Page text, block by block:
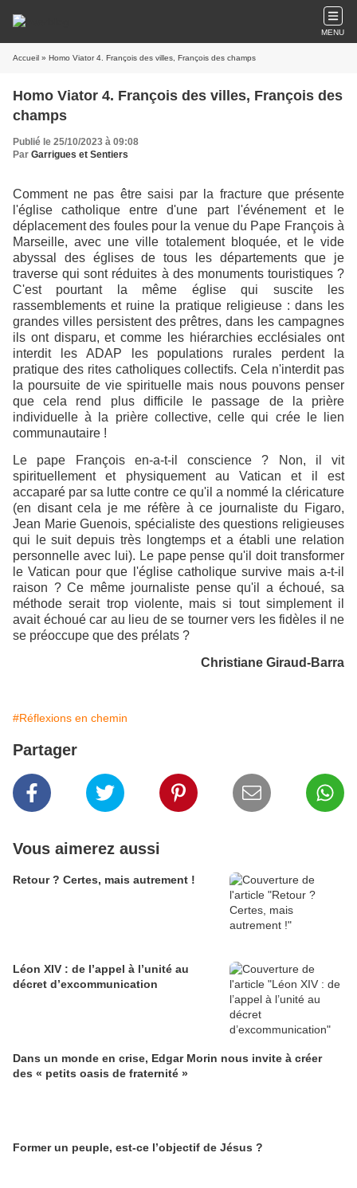
MENU
Accueil » Homo Viator 4. François des villes, François des champs
Homo Viator 4. François des villes, François des
champs
Publié le 25/10/2023 à 09:08
Par Garrigues et Sentiers
Comment ne pas être saisi par la fracture que présente
l'église catholique entre d'une part l'événement et le
déplacement des foules pour la venue du Pape François à
Marseille, avec une ville totalement bloquée, et le vide
abyssal des églises de tous les départements que je
traverse qui sont réduites à des monuments touristiques ?
C'est pourtant la même église qui suscite les
rassemblements et ruine la pratique religieuse : dans les
grandes villes persistent des prêtres, dans les campagnes
ils ont disparu, et comme les hiérarchies ecclésiales ont
interdit les ADAP les populations rurales perdent la
pratique des rites catholiques collectifs. Cela n'interdit pas
la poursuite de vie spirituelle mais nous pouvons penser
que cela rend plus difficile le passage de la prière
individuelle à la prière collective, celle qui crée le lien
communautaire !
Le pape François en-a-t-il conscience ? Non, il vit
spirituellement et physiquement au Vatican et il est
accaparé par sa lutte contre ce qu'il a nommé la cléricature
(en disant cela je me réfère à ce journaliste du Figaro,
Jean Marie Guenois, spécialiste des questions religieuses
qui le suit depuis très longtemps et a établi une relation
personnelle avec lui). Le pape pense qu'il doit transformer
le Vatican pour que l'église catholique survive mais a-t-il
raison ? Ce même journaliste pense qu'il a échoué, sa
méthode serait trop violente, mais si tout simplement il
avait échoué car au lieu de se tourner vers les fidèles il ne
se préoccupe que des prélats ?
Christiane Giraud-Barra
#Réflexions en chemin
Partager
Vous aimerez aussi
Retour ? Certes, mais autrement !
Léon XIV : de l’appel à l’unité au
décret d’excommunication
Dans un monde en crise, Edgar Morin nous invite à créer
des « petits oasis de fraternité »
Former un peuple, est-ce l’objectif de Jésus ?